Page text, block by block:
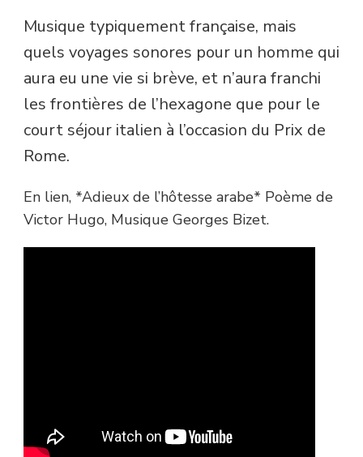
Musique typiquement française, mais
quels voyages sonores pour un homme qui
aura eu une vie si brève, et n’aura franchi
les frontières de l’hexagone que pour le
court séjour italien à l’occasion du Prix de
Rome.
En lien, *Adieux de l’hôtesse arabe* Poème de
Victor Hugo, Musique Georges Bizet.